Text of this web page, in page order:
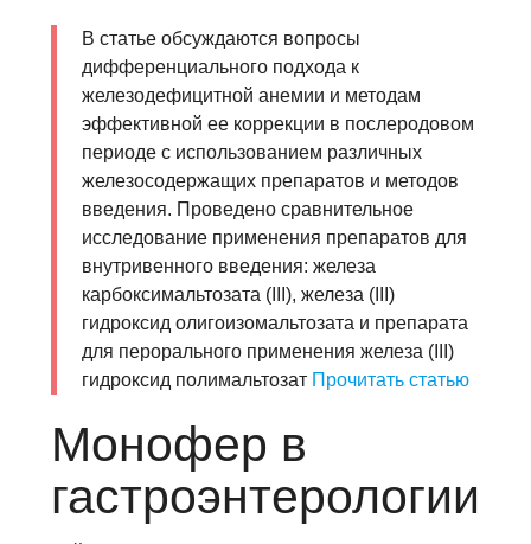
В статье обсуждаются вопросы
дифференциального подхода к
железодефицитной анемии и методам
эффективной ее коррекции в послеродовом
периоде с использованием различных
железосодержащих препаратов и методов
введения. Проведено сравнительное
исследование применения препаратов для
внутривенного введения: железа
карбоксимальтозата (III), железа (III)
гидроксид олигоизомальтозата и препарата
для перорального применения железа (III)
гидроксид полимальтозат Прочитать статью
Монофер в
гастроэнтерологии